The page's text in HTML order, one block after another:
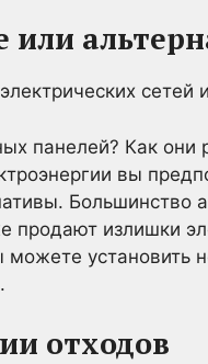
или
панелей? Как
вы
продают излишки
установить
отходов